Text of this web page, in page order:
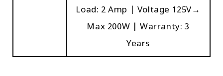
Load: 2 Amp | Voltage 125V→
Max 200W | Warranty: 3
Years